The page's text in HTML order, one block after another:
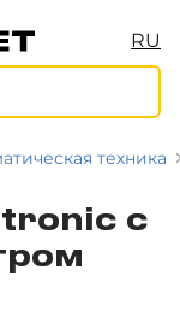
RU
техника
с